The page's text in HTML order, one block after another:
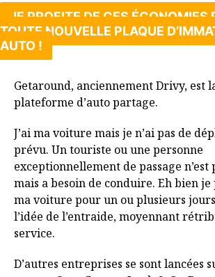
JE PROFITE DE CES ÉCONOMIES
TOUTE NOUVELLE PLAQUE
AUTO !
Getaround, anciennement Drivy, est
plateforme d’auto partage.
J’ai ma voiture mais je n’ai pas de
prévu. Un touriste ou une personne
exceptionnellement de passage n’est
mais a besoin de conduire. Eh bien
ma voiture pour un ou plusieurs
l’idée de l’entraide, moyennant
service.
D’autres entreprises se sont lancées